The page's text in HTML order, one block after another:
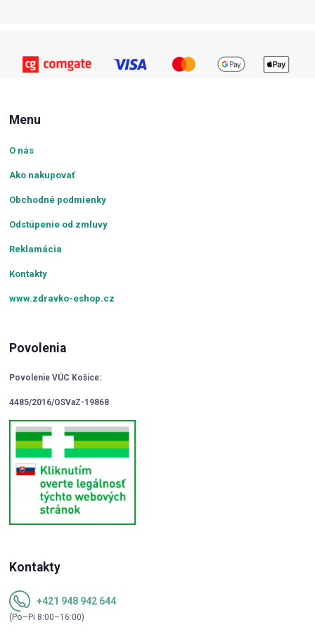
Menu
O nás
Ako nakupovať
Obchodné podmienky
Odstúpenie od zmluvy
Reklamácia
Kontakty
www.zdravko-eshop.cz
Povolenia
Povolenie VÚC Košice:
4485/2016/OSVaZ-19868
Kontakty
+421 948 942 644
(Po–Pi 8:00–16:00)